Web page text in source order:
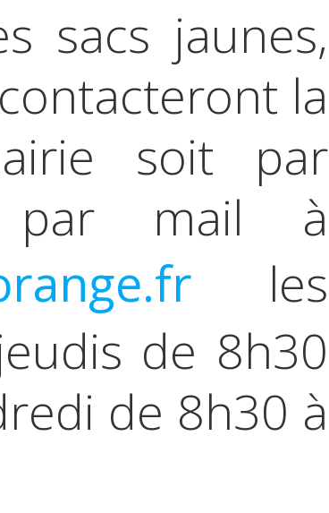
sacs jaunes,
la
soit par
par mail à
les
de 8h30
de 8h30 à